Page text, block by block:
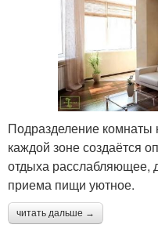
Подразделение комнаты
каждой зоне создаётся
отдыха расслабляющее,
приема пищи уютное.
читать дальше →